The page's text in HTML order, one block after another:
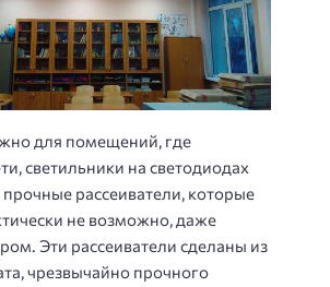
для помещений, где
светильники на светодиодах
рассеиватели, которые
не возможно, даже
Эти рассеиватели сделаны из
чрезвычайно прочного